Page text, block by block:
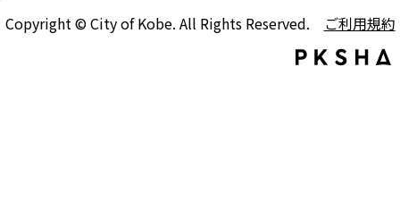
Copyright © City of Kobe. All Rights Reserved. ご利用規約